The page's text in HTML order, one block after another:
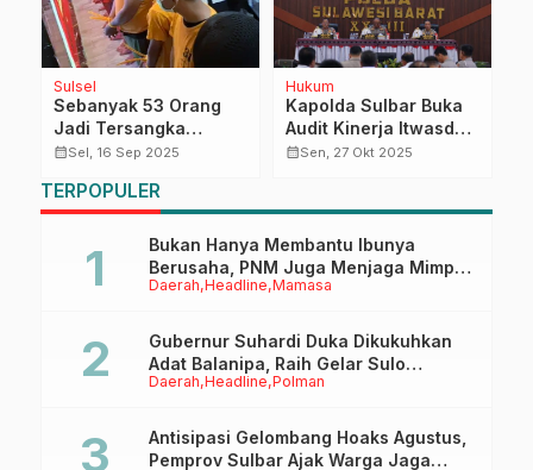
Sulsel
Sebanyak 53 Orang
Jadi Tersangka
Kerusuhan Makassar,
Dinas Sosial
calendar_monthSel, 16 Sep 2025
Hukum
Kapolda Sulbar Buka
Audit Kinerja Itwasda
Polda Sulbar Tahap II
calendar_monthSen, 27 Okt 2025
TERPOPULER
Daerah Headline Mamasa
Bukan Hanya Membantu Ibunya
Berusaha, PNM Juga Menjaga Mimpi
Anaknya Untuk Menggapai Cita-Cita
Daerah Headline Polman
Gubernur Suhardi Duka Dikukuhkan
Adat Balanipa, Raih Gelar Sulo
Tappidena
Antisipasi Gelombang Hoaks Agustus,
Pemprov Sulbar Ajak Warga Jaga